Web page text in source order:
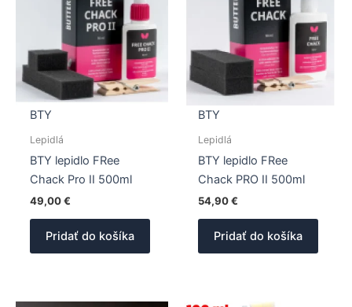
BTY
Lepidlá
BTY lepidlo FRee
Chack Pro II 500ml
49,00€
Pridať do košíka
BTY
Lepidlá
BTY lepidlo FRee
Chack PRO II 500ml
54,90€
Pridať do košíka